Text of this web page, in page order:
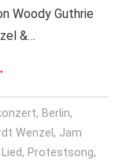
Woody Guthrie
&…
, Berlin,
Wenzel, Jam
, Protestsong,